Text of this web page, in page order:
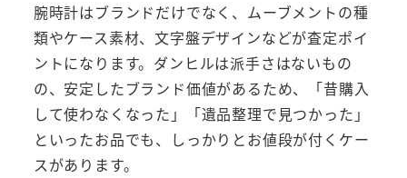
腕時計はブランドだけでなく、ムーブメントの種
類やケース素材、文字盤デザインなどが査定ポイ
ントになります。ダンヒルは派手さはないもの
の、安定したブランド価値があるため、「昔購入
して使わなくなった」「遺品整理で見つかった」
といったお品でも、しっかりとお値段が付くケー
スがあります。